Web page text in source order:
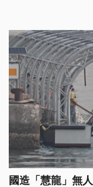
國造「慧龍」無